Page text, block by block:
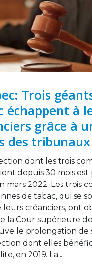
Trois
échappent à
grâce à
des tribunaux
dont les trois
depuis 30 mois
mars 2022. Les trois
de tabac, qui se
leurs créanciers, ont
la Cour supérieure
prolongation de
dont elles
en 2019. La...